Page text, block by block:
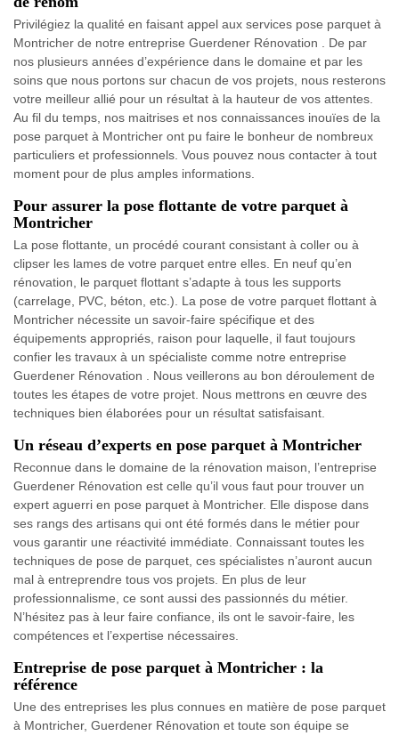
Privilégiez la qualité en faisant appel aux services pose parquet à
Montricher de notre entreprise Guerdener Rénovation . De par
nos plusieurs années d’expérience dans le domaine et par les
soins que nous portons sur chacun de vos projets, nous resterons
votre meilleur allié pour un résultat à la hauteur de vos attentes.
Au fil du temps, nos maitrises et nos connaissances inouïes de la
pose parquet à Montricher ont pu faire le bonheur de nombreux
particuliers et professionnels. Vous pouvez nous contacter à tout
moment pour de plus amples informations.
Pour assurer la pose flottante de votre parquet à
Montricher
La pose flottante, un procédé courant consistant à coller ou à
clipser les lames de votre parquet entre elles. En neuf qu’en
rénovation, le parquet flottant s’adapte à tous les supports
(carrelage, PVC, béton, etc.). La pose de votre parquet flottant à
Montricher nécessite un savoir-faire spécifique et des
équipements appropriés, raison pour laquelle, il faut toujours
confier les travaux à un spécialiste comme notre entreprise
Guerdener Rénovation . Nous veillerons au bon déroulement de
toutes les étapes de votre projet. Nous mettrons en œuvre des
techniques bien élaborées pour un résultat satisfaisant.
Un réseau d’experts en pose parquet à Montricher
Reconnue dans le domaine de la rénovation maison, l’entreprise
Guerdener Rénovation est celle qu’il vous faut pour trouver un
expert aguerri en pose parquet à Montricher. Elle dispose dans
ses rangs des artisans qui ont été formés dans le métier pour
vous garantir une réactivité immédiate. Connaissant toutes les
techniques de pose de parquet, ces spécialistes n’auront aucun
mal à entreprendre tous vos projets. En plus de leur
professionnalisme, ce sont aussi des passionnés du métier.
N’hésitez pas à leur faire confiance, ils ont le savoir-faire, les
compétences et l’expertise nécessaires.
Entreprise de pose parquet à Montricher : la
référence
Une des entreprises les plus connues en matière de pose parquet
à Montricher, Guerdener Rénovation et toute son équipe se